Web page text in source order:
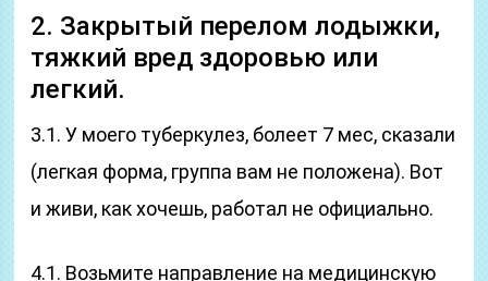
2. Закрытый перелом лодыжки,
тяжкий вред здоровью или
легкий.
3.1. У моего туберкулез, болеет 7 мес, сказали
(легкая форма, группа вам не положена). Вот
и живи, как хочешь, работал не официально.
4.1. Возьмите направление на медицинскую